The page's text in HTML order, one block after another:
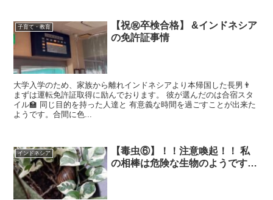
子育て・教育
【祝㊗️卒検合格】 &インドネシア
の免許証事情
大学入学のため、家族から離れインドネシアより本帰国した長男👨
まずは運転免許証取得に励んでおります。 彼が選んだのは合宿スタ
イル🏫 同じ目的を持った人達と 有意義な時間を過ごすことが出来た
ようです。合間に色...
インドネシア
【毒虫⑥】！！注意喚起！！ 私
の相棒は危険な生物のようです…